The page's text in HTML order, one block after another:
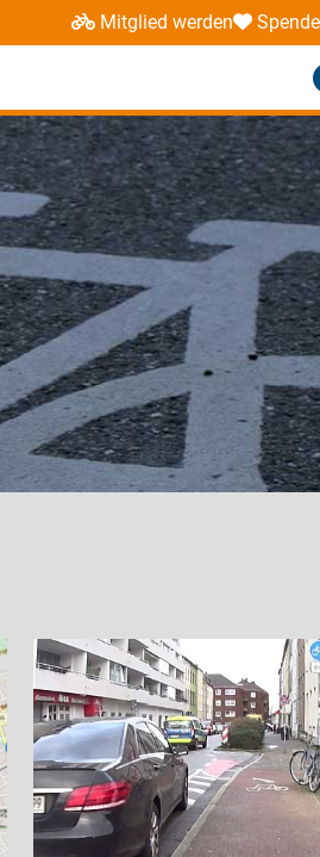
Mitglied werden